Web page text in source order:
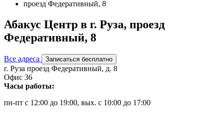
проезд Федеративный, 8
Абакус Центр в г. Руза, проезд
Федеративный, 8
Все адреса Записаться бесплатно
г. Руза проезд Федеративный, д. 8
Офис 36
Часы работы:
пн-пт с 12:00 до 19:00, вых. с 10:00 до 17:00